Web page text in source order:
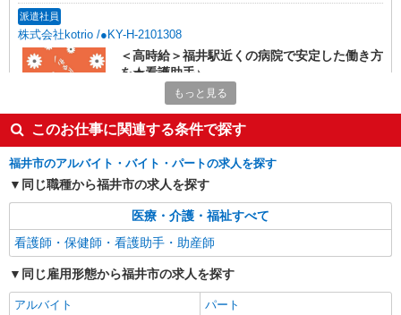
派遣社員
株式会社kotrio /●KY-H-2101308
＜高時給＞福井駅近くの病院で安定した働き方
を★看護助手♪
時給1550円〜2187円 ＜日払い有/週払い有/交
通費全支給(ガソリン代含む)＞
福井市内｜最寄り駅：福井
キープ 詳細を見る
株式会社kotrio /●KY-H-1990952
福井駅＊看護助手＊日払いOK！推し活の軍資
金も即ゲット◎
時給1550円〜2187円 ＜日払い有/週払い有/交
通費全支給(ガソリン代含む)＞
もっと見る
このお仕事に関連する条件で探す
福井市のアルバイト・バイト・パートの求人を探す
同じ職種から福井市の求人を探す
医療・介護・福祉すべて
看護師・保健師・看護助手・助産師
同じ雇用形態から福井市の求人を探す
アルバイト
パート